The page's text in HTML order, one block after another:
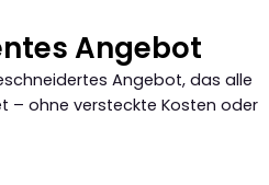
Angebot
Angebot, das alle
– ohne versteckte Kosten oder